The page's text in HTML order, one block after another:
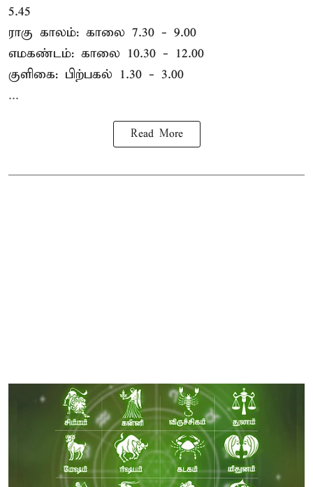
5.45
ராகு காலம்: காலை 7.30 - 9.00
எமகண்டம்: காலை 10.30 - 12.00
குளிகை: பிற்பகல் 1.30 - 3.00
...
Read More